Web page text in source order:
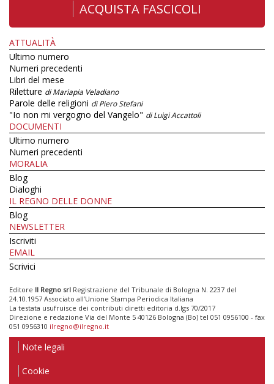
ACQUISTA FASCICOLI
ATTUALITÀ
Ultimo numero
Numeri precedenti
Libri del mese
Riletture di Mariapia Veladiano
Parole delle religioni di Piero Stefani
"Io non mi vergogno del Vangelo" di Luigi Accattoli
DOCUMENTI
Ultimo numero
Numeri precedenti
MORALIA
Blog
Dialoghi
IL REGNO DELLE DONNE
Blog
NEWSLETTER
Iscriviti
EMAIL
Scrivici
Editore Il Regno srl Registrazione del Tribunale di Bologna N. 2237 del
24.10.1957 Associato all’Unione Stampa Periodica Italiana
La testata usufruisce dei contributi diretti editoria d.lgs 70/2017
Direzione e redazione Via del Monte 5 40126 Bologna (Bo) tel 051 0956100 - fax
051 0956310 ilregno@ilregno.it
Note legali
Cookie